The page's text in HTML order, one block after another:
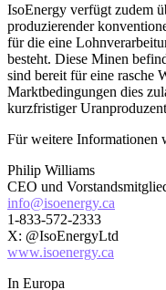
IsoEnergy verfügt zudem
produzierender
für die eine
besteht. Diese Minen
sind bereit für eine rasche
Marktbedingungen dies
kurzfristiger
Für weitere Informationen
Philip Williams
CEO und
info@isoenergy.ca
1-833-572-2333
X: @IsoEnergyLtd
www.isoenergy.ca
In Europa